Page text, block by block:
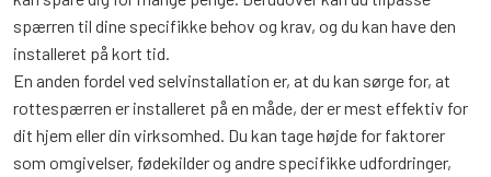
spærren til dine specifikke behov og krav, og du kan have den
installeret på kort tid.
En anden fordel ved selvinstallation er, at du kan sørge for, at
rottespærren er installeret på en måde, der er mest effektiv for
dit hjem eller din virksomhed. Du kan tage højde for faktorer
som omgivelser, fødekilder og andre specifikke udfordringer,